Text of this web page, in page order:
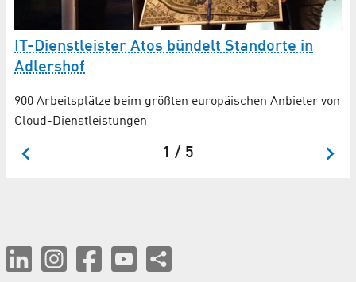
IT-Dienstleister Atos bündelt Standorte in
Adlershof
900 Arbeitsplätze beim größten europäischen Anbieter von
Cloud-Dienstleistungen
1 / 5